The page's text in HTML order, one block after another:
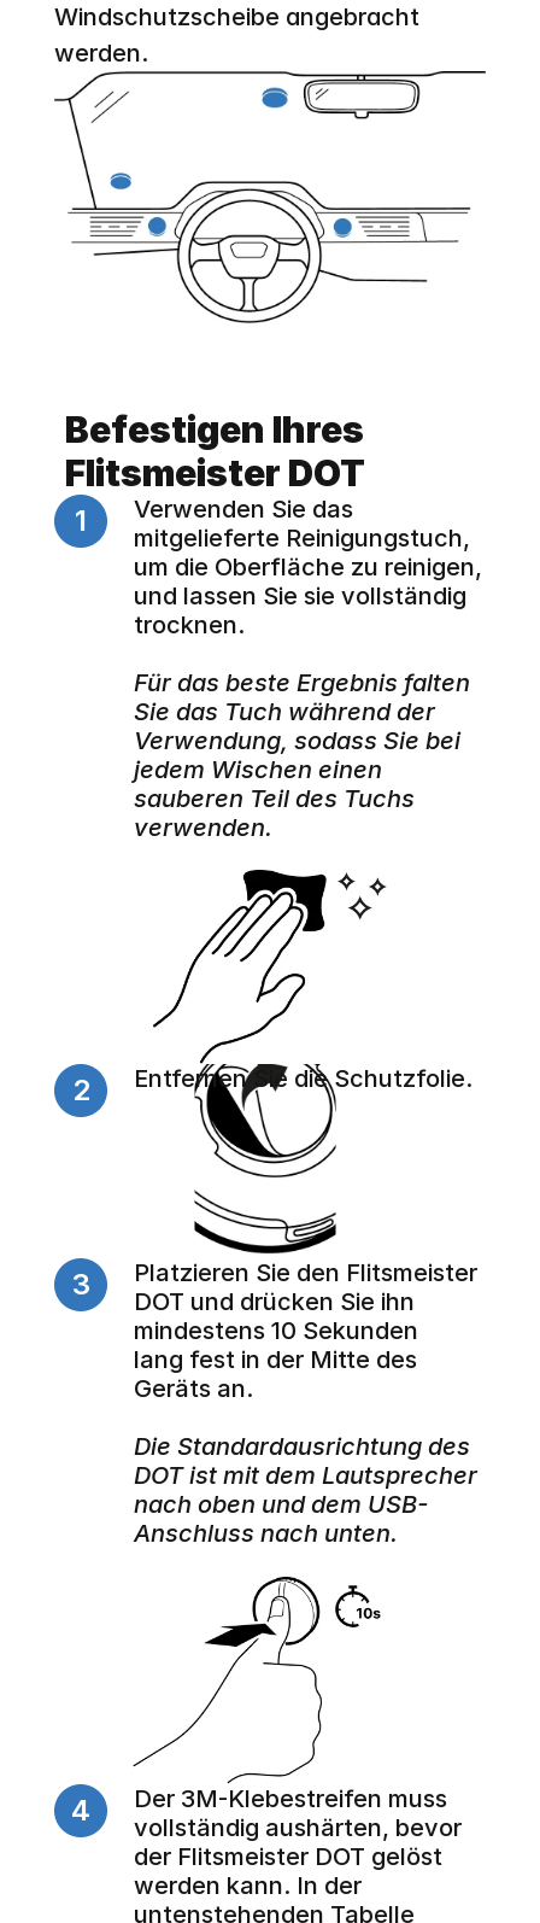
Windschutzscheibe angebracht
werden.
Befestigen Ihres
Flitsmeister DOT
1
Für das beste Ergebnis falten
Sie das Tuch während der
Verwendung, sodass Sie bei
jedem Wischen einen
sauberen Teil des Tuchs
verwenden.
Verwenden Sie das
mitgelieferte Reinigungstuch,
um die Oberfläche zu reinigen,
und lassen Sie sie vollständig
trocknen.
2 Entfernen Sie die Schutzfolie.
3
Die Standardausrichtung des
DOT ist mit dem Lautsprecher
nach oben und dem USB-
Anschluss nach unten.
Platzieren Sie den Flitsmeister
DOT und drücken Sie ihn
mindestens 10 Sekunden
lang fest in der Mitte des
Geräts an.
4
Der 3M-Klebestreifen muss
vollständig aushärten, bevor
der Flitsmeister DOT gelöst
werden kann. In der
untenstehenden Tabelle